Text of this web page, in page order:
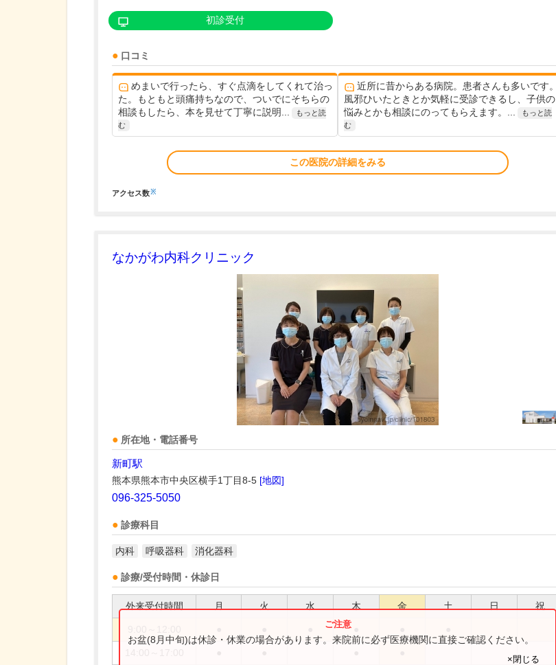
初診受付
口コミ
めまいで行ったら、すぐ点滴をしてくれて治っ
た。もともと頭痛持ちなので、ついでにそちらの
相談もしたら、本を見せて丁寧に説明...
もっと読
む
近所に昔からある病院。患者さんも多いです。
風邪ひいたときとか気軽に受診できるし、子供の
悩みとかも相談にのってもらえます。...
もっと読
む
この医院の詳細をみる
アクセス数※
なかがわ内科クリニック
所在地・電話番号
新町駅
熊本県熊本市中央区横手1丁目8-5 [地図]
096-325-5050
診療科目
内科 呼吸器科 消化器科
診療/受付時間・休診日
外来受付時間 月 火 水 木 金 土 日 祝
お盆(8月中旬)は休診・休業の場合があります。来院前に必ず医療機関に直接ご確認ください。
×閉じる